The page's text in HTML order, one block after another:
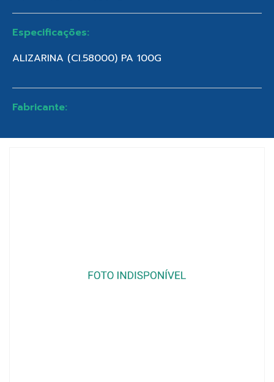
Especificações:
ALIZARINA (CI.58000) PA 100G
Fabricante: